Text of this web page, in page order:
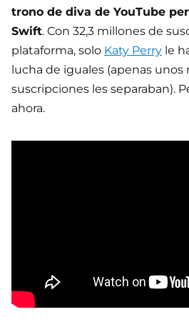
trono de diva de YouTube
Swift. Con 32,3 millones de
plataforma, solo Katy Perry le
lucha de iguales (apenas unos
suscripciones les separaban).
ahora.